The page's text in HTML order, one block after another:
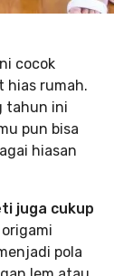
cocok
hias rumah.
tahun ini
pun bisa
hiasan
juga cukup
pola